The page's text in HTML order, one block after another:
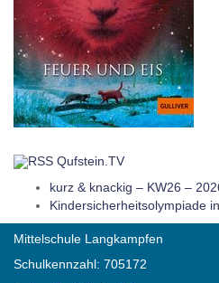
Qufstein.TV
kurz & knackig – KW26 –
Kindersicherheitsolympiade
Mittelschule Langkampfen
Schulkennzahl: 705172